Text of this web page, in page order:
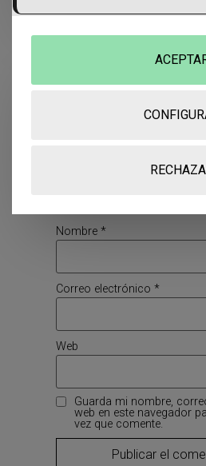
Deja una respuesta
Tu dirección de correo
Nombre *
Correo electrónico *
Web
Guarda mi nombre,
web en este navegador
vez que comente.